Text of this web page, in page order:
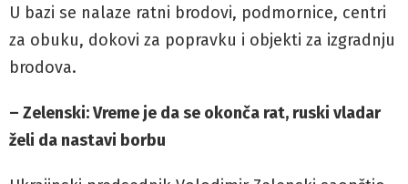
U bazi se nalaze ratni brodovi, podmornice, centri
za obuku, dokovi za popravku i objekti za izgradnju
brodova.
– Zelenski: Vreme je da se okonča rat, ruski vladar
želi da nastavi borbu